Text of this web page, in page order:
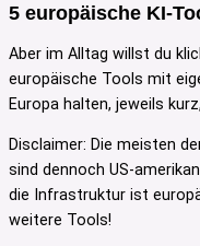
5 europäische KI-
Aber im Alltag willst du
europäische Tools mit
Europa halten, jeweils
Disclaimer: Die meisten
sind dennoch US-
die Infrastruktur ist
weitere Tools!